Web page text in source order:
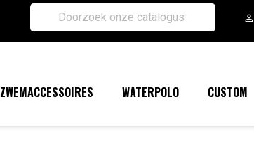

ZWEMACCESSOIRES WATERPOLO CUSTOM